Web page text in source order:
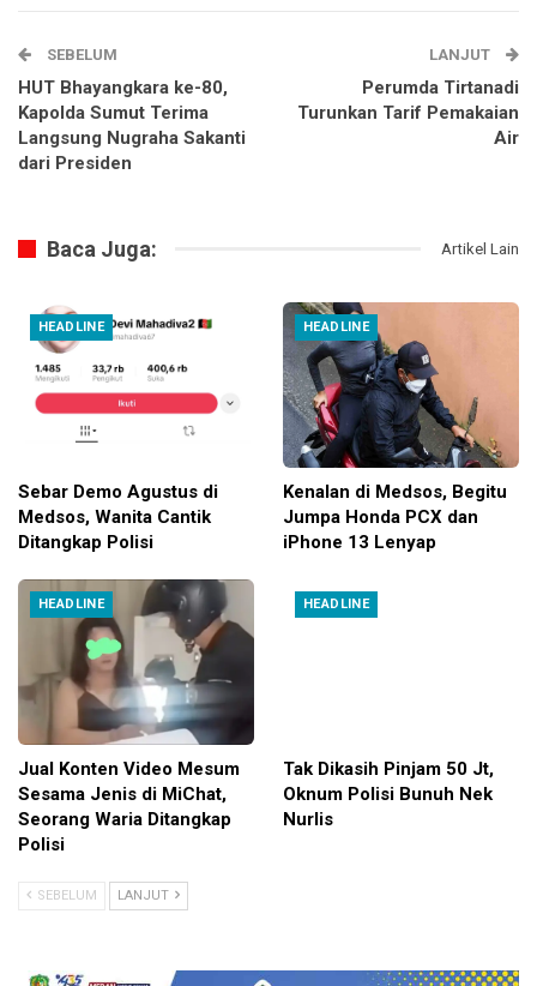
SEBELUM
HUT Bhayangkara ke-80,
Kapolda Sumut Terima
Langsung Nugraha Sakanti
dari Presiden
LANJUT
Perumda Tirtanadi
Turunkan Tarif Pemakaian
Air
Baca Juga: Artikel Lain
HEADLINE
Sebar Demo Agustus di
Medsos, Wanita Cantik
Ditangkap Polisi
HEADLINE
Kenalan di Medsos, Begitu
Jumpa Honda PCX dan
iPhone 13 Lenyap
HEADLINE
Jual Konten Video Mesum
Sesama Jenis di MiChat,
Seorang Waria Ditangkap
Polisi
HEADLINE
Tak Dikasih Pinjam 50 Jt,
Oknum Polisi Bunuh Nek
Nurlis
SEBELUM LANJUT